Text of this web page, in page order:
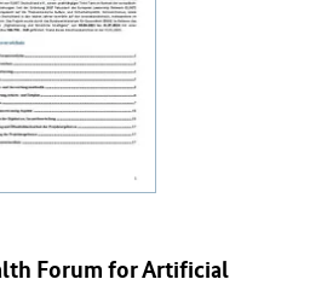
Forum for Artificial